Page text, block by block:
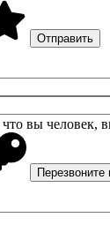
вы человек,